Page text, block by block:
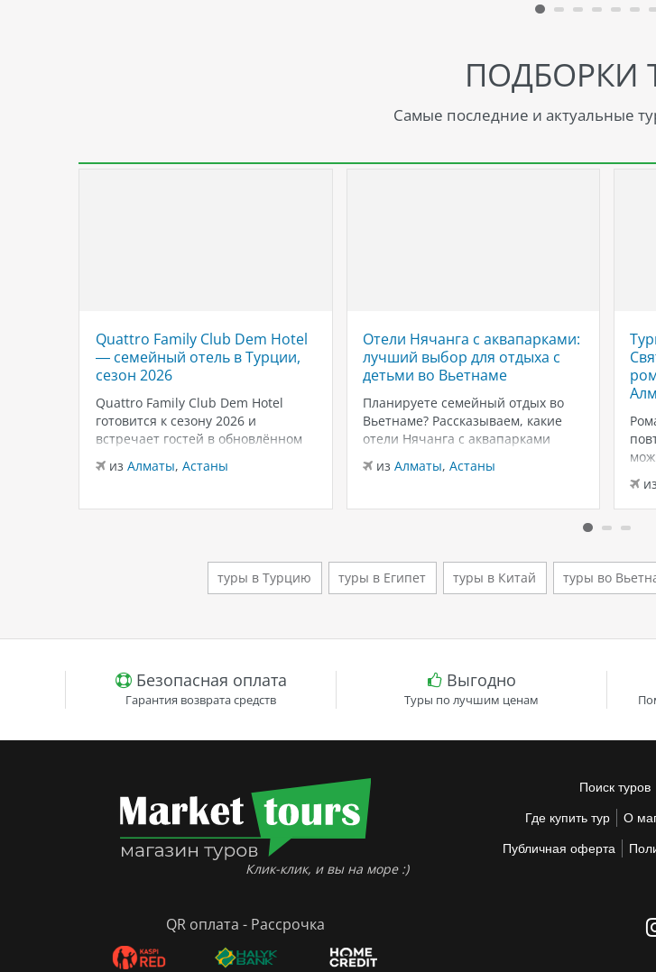
ПОДБОРКИ
Самые последние и актуальные
Quattro Family Club Dem Hotel
— семейный отель в Турции,
сезон 2026
Quattro Family Club Dem Hotel
готовится к сезону 2026 и
встречает гостей в обновлённом
формате, делая ставку на
повышенный комфорт,
спокойного семейного отдыха у
семейный отель в…
из Алматы, Астаны
Отели Нячанга с аквапарками:
лучший выбор для отдыха с
детьми во Вьетнаме
Планируете семейный отдых во
Вьетнаме? Рассказываем, какие
отели Нячанга с аквапарками
подойдут для отдыха с детьми:
бассейны, горки, пляжи и
Нячанг — один из самых
удачно сочетаются тёплый
климат,…
из Алматы, Астаны
из
туры в Турцию туры в Египет туры в Китай туры во
Безопасная оплата
Гарантия возврата средств
Выгодно
Туры по лучшим ценам
Клик-клик, и вы на море :)
QR оплата - Рассрочка
Поиск туров
Где купить тур О
Публичная оферта